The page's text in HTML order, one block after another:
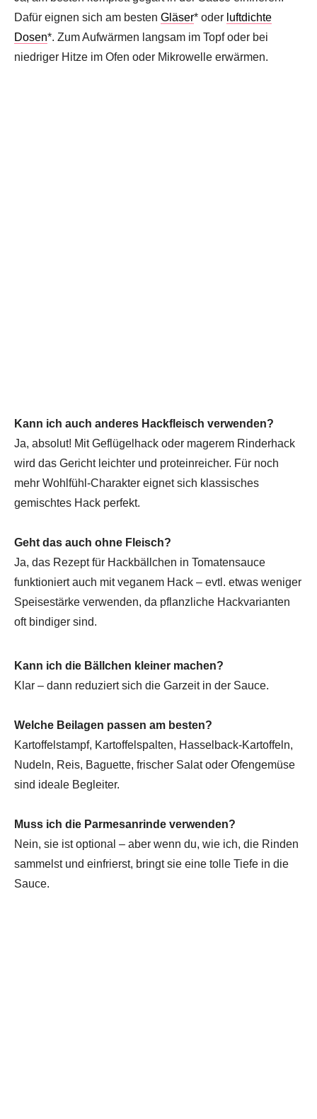
Dafür eignen sich am besten Gläser* oder luftdichte
Dosen*. Zum Aufwärmen langsam im Topf oder bei
niedriger Hitze im Ofen oder Mikrowelle erwärmen.
Kann ich auch anderes Hackfleisch verwenden?
Ja, absolut! Mit Geflügelhack oder magerem Rinderhack
wird das Gericht leichter und proteinreicher. Für noch
mehr Wohlfühl-Charakter eignet sich klassisches
gemischtes Hack perfekt.
Geht das auch ohne Fleisch?
Ja, das Rezept für Hackbällchen in Tomatensauce
funktioniert auch mit veganem Hack – evtl. etwas weniger
Speisestärke verwenden, da pflanzliche Hackvarianten
oft bindiger sind.
Kann ich die Bällchen kleiner machen?
Klar – dann reduziert sich die Garzeit in der Sauce.
Welche Beilagen passen am besten?
Kartoffelstampf, Kartoffelspalten, Hasselback-Kartoffeln,
Nudeln, Reis, Baguette, frischer Salat oder Ofengemüse
sind ideale Begleiter.
Muss ich die Parmesanrinde verwenden?
Nein, sie ist optional – aber wenn du, wie ich, die Rinden
sammelst und einfrierst, bringt sie eine tolle Tiefe in die
Sauce.